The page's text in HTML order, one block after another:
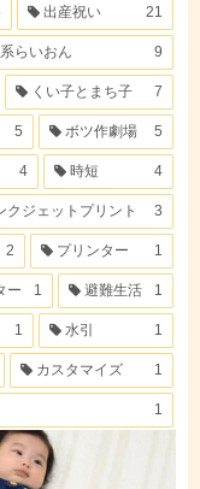
出産祝い 21
らいおん 9
くい子とまち子 7
5 ボツ作劇場 5
4 時短 4
クジェットプリント 3
2 プリンター 1
ー 1 避難生活 1
1 水引 1
カスタマイズ 1
1